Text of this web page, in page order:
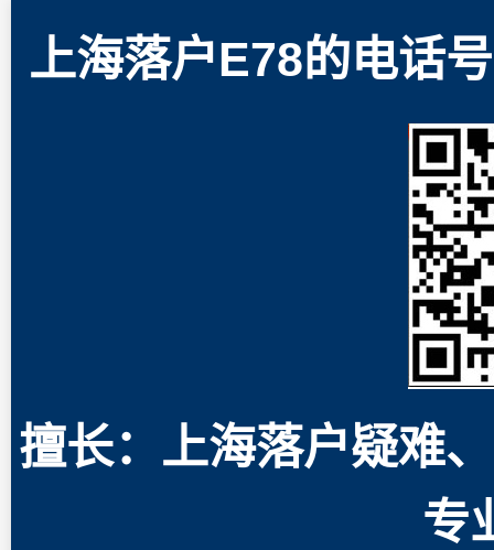
上海落户E78的电话
擅长：上海落户疑难
专